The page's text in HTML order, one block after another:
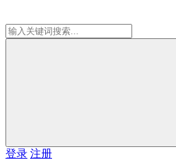
登录 注册